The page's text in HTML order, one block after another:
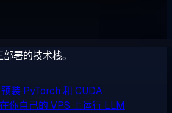
署的技术栈。
预装 PyTorch 和 CUDA
在你自己的 VPS 上运行 LLM